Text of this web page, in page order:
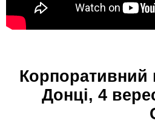
Корпоративний
Донці, 4